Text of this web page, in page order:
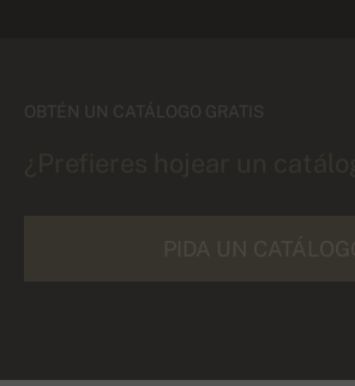
OBTÉN UN CATÁLOGO GRATIS